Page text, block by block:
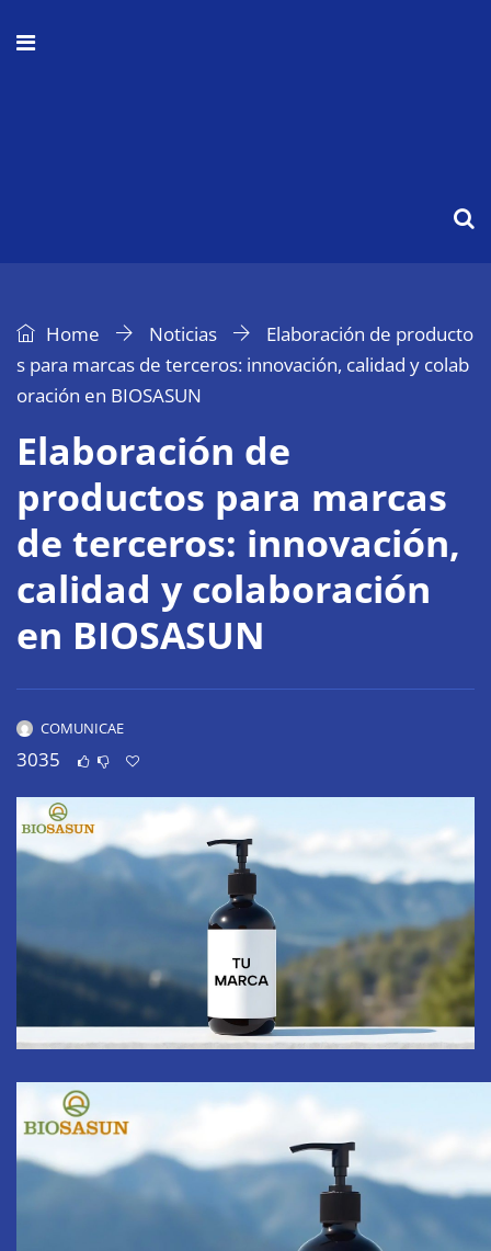
Home Noticias
Elaboración de producto
s para marcas de terceros: innovación, calidad y colab
oración en BIOSASUN
Elaboración de
productos para marcas
de terceros: innovación,
calidad y colaboración
en BIOSASUN
COMUNICAE
3035